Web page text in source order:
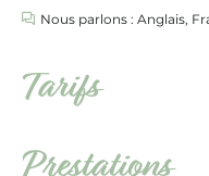
Nous parlons : Anglais,
Tarifs
Prestations